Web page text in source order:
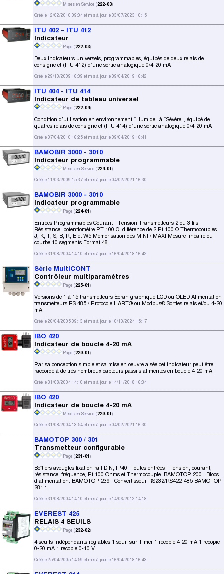
Mises en Service (222-03)
Créé le 12/02/2010 09:04 et mis à jour le 03/07/2023 10:15
ITU 402 – ITU 412
Indicateur
Page (222-03)
Deux indicateurs universels, programmables, équipés de deux relais de
consigne et (ITU 412) d’une sortie analogique 0/4-20 mA
Créé le 29/10/2009 16:09 et mis à jour le 09/04/2019 16:42
ITU 404 - ITU 414
Indicateur de tableau universel
Page (222-04)
Condition d’utilisation en environnement “Humide” à “Sévère”, équipé de
quatres relais de consigne et (ITU 414) d’une sortie analogique 0/4-20 mA
Créé le 07/04/2010 16:25 et mis à jour le 09/04/2019 16:41
BAMOBIR 3000 - 3010
Indicateur programmable
Mises en Service (224-01 )
Créé le 11/03/2009 15:37 et mis à jour le 04/02/2021 16:30
BAMOBIR 3000 - 3010
Indicateur programmable
Page (224-01 )
Entrées Programmables Courant - Tension Transmetteurs 2 ou 3 fils
Résistance, potentiomètre PT 100 Ω, différence de 2 Pt 100 Ω Thermocouples
J, K, T, S, B, R, E et W5 Mémorisation des MINI / MAXI Mesure linéaire ou
courbe 10 segments Format 48...
Créé le 31/08/2004 14:10 et mis à jour le 16/04/2018 16:42
Série MultiCONT
Contrôleur multiparamètres
Page (225-01 )
Versions de 1 à 15 transmetteurs Écran graphique LCD ou OLED Alimentation
transmetteurs RS 485 / Protocole HART® ou Modbus® Sorties relais et/ou 4-20
mA
Créé le 26/04/2005 09:13 et mis à jour le 10/10/2024 15:17
IBO 420
Indicateur de boucle 4-20 mA
Page (229-01 )
Par sa conception simple et sa mise en oeuvre aisée cet indicateur peut être
raccordé à de très nombreux capteurs passifs alimentés en boucle 4-20 mA
Créé le 31/08/2004 14:10 et mis à jour le 14/11/2018 16:34
IBO 420
Indicateur de boucle 4-20 mA
Mises en Service (229-01 )
Créé le 31/08/2004 13:54 et mis à jour le 04/02/2021 16:30
BAMOTOP 300 / 301
Transmetteur configurable
Page (231-01 )
Boîtiers aveugles fixation rail DIN, IP40. Toutes entrées : Tension, courant,
résistance, fréquence, Pt 100 Ohms et Thermocouple. BAMOTOP 200 : Blocs
d'alimentation. BAMOTOP 239 : Convertisseur RS232/RS422-485 BAMOTOP
281 :...
Créé le 31/08/2004 14:10 et mis à jour le 14/06/2012 14:18
EVEREST 425
RELAIS 4 SEUILS
Page (232-02)
4 seuils indépendants réglables 1 seuil sur Timer 1 recopie 4-20 mA 1 recopie
0-20 mA 1 recopie 0-10 V
Créé le 25/04/2005 14:59 et mis à jour le 16/04/2018 16:43